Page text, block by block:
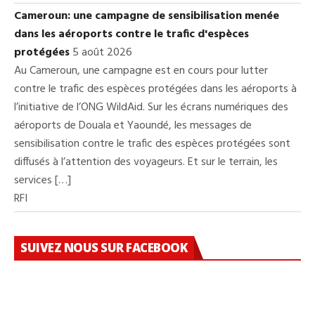
Cameroun: une campagne de sensibilisation menée
dans les aéroports contre le trafic d'espèces
protégées5 août 2026
Au Cameroun, une campagne est en cours pour lutter
contre le trafic des espèces protégées dans les aéroports à
l’initiative de l’ONG WildAid. Sur les écrans numériques des
aéroports de Douala et Yaoundé, les messages de
sensibilisation contre le trafic des espèces protégées sont
diffusés à l’attention des voyageurs. Et sur le terrain, les
services […]
RFI
SUIVEZ NOUS SUR FACEBOOK